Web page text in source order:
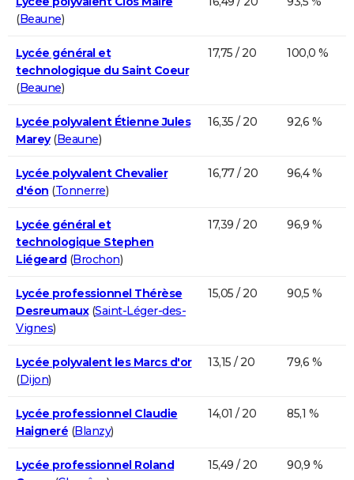
(Beaune)
Lycée général et
technologique du Saint Coeur
(Beaune)
17,75 / 20 100,0 %
Lycée polyvalent Étienne Jules
Marey(Beaune)
16,35 / 20 92,6 %
Lycée polyvalent Chevalier
d'éon (Tonnerre)
16,77 / 20 96,4 %
Lycée général et
technologique Stephen
Liégeard(Brochon)
17,39 / 20 96,9 %
Lycée professionnel Thérèse
Desreumaux(Saint-Léger-des-
Vignes)
15,05 / 20 90,5 %
Lycée polyvalent les Marcs d'or
(Dijon)
13,15 / 20 79,6 %
Lycée professionnel Claudie
Haigneré (Blanzy)
14,01 / 20 85,1 %
Lycée professionnel Roland
15,49 / 20 90,9 %